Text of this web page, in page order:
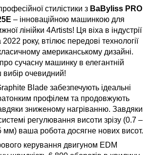
стилістики з BaByliss PRO
– інноваційною машинкою для
лінійки 4Artists! Ця віха в індустрії
року, втілює передові технології
американському дизайні.
сучасну машинку в елегантній
очевидний!
Blade забезпечують ідеальні
профілем та продовжують
зниженому нагріванню. Завдяки
регулювання висоти зрізу (0.7 –
мм) ваша робота досягне нових висот.
керування двигуном EDM